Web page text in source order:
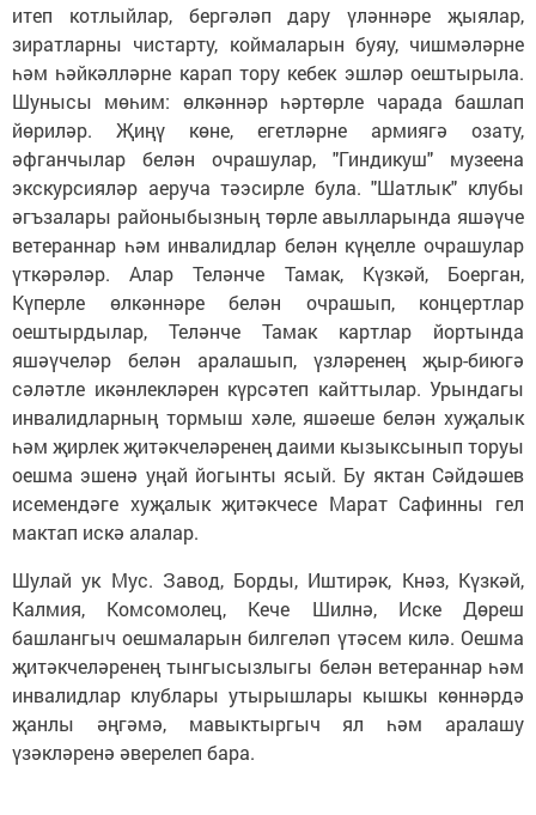
итеп котлыйлар, бергәләп дару үләннәре җыялар,
зиратларны чистарту, коймаларын буяу, чишмәләрне
һәм һәйкәлләрне карап тору кебек эшләр оештырыла.
Шунысы мөһим: өлкәннәр һәртөрле чарада башлап
йөриләр. Җиңү көне, егетләрне армиягә озату,
әфганчылар белән очрашулар, "Гиндикуш" музеена
экскурсияләр аеруча тәэсирле була. "Шатлык" клубы
әгъзалары районыбызның төрле авылларында яшәүче
ветераннар һәм инвалидлар белән күңелле очрашулар
үткәрәләр. Алар Теләнче Тамак, Күзкәй, Боерган,
Күперле өлкәннәре белән очрашып, концертлар
оештырдылар, Теләнче Тамак картлар йортында
яшәүчеләр белән аралашып, үзләренең җыр-биюгә
сәләтле икәнлекләрен күрсәтеп кайттылар. Урындагы
инвалидларның тормыш хәле, яшәеше белән хуҗалык
һәм җирлек җитәкчеләренең даими кызыксынып торуы
оешма эшенә уңай йогынты ясый. Бу яктан Сәйдәшев
исемендәге хуҗалык җитәкчесе Марат Сафинны гел
мактап искә алалар.
Шулай ук Мус. Завод, Борды, Иштирәк, Кнәз, Күзкәй,
Калмия, Комсомолец, Кече Шилнә, Иске Дөреш
башлангыч оешмаларын билгеләп үтәсем килә. Оешма
җитәкчеләренең тынгысызлыгы белән ветераннар һәм
инвалидлар клублары утырышлары кышкы көннәрдә
җанлы әңгәмә, мавыктыргыч ял һәм аралашу
үзәкләренә әверелеп бара.